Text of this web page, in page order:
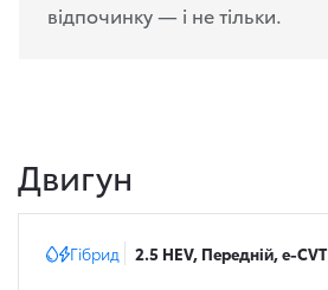
відпочинку — і не тільки.
Двигун
Гібрид 2.5 HEV, Передній, e-CVT